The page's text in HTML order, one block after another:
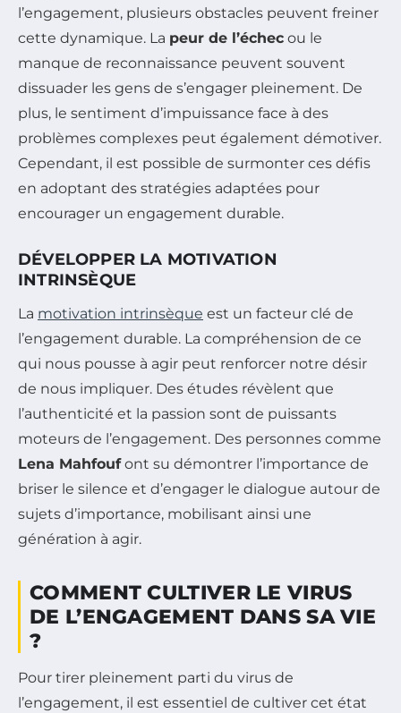
l’engagement, plusieurs obstacles peuvent freiner
cette dynamique. La peur de l’échec ou le
manque de reconnaissance peuvent souvent
dissuader les gens de s’engager pleinement. De
plus, le sentiment d’impuissance face à des
problèmes complexes peut également démotiver.
Cependant, il est possible de surmonter ces défis
en adoptant des stratégies adaptées pour
encourager un engagement durable.
DÉVELOPPER LA MOTIVATION
INTRINSÈQUE
La motivation intrinsèque est un facteur clé de
l’engagement durable. La compréhension de ce
qui nous pousse à agir peut renforcer notre désir
de nous impliquer. Des études révèlent que
l’authenticité et la passion sont de puissants
moteurs de l’engagement. Des personnes comme
Lena Mahfoufont su démontrer l’importance de
briser le silence et d’engager le dialogue autour de
sujets d’importance, mobilisant ainsi une
génération à agir.
COMMENT CULTIVER LE VIRUS
DE L’ENGAGEMENT DANS SA VIE
?
Pour tirer pleinement parti du virus de
l’engagement, il est essentiel de cultiver cet état